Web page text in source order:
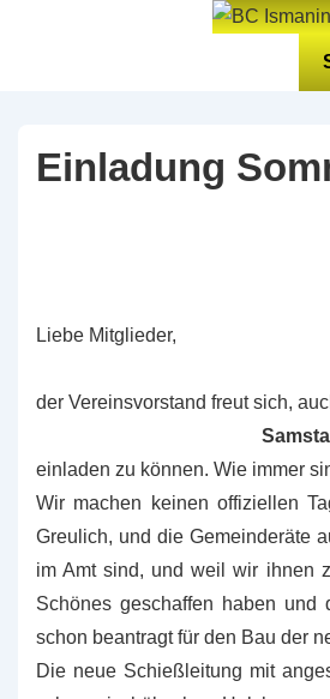
Einladung
Liebe Mitglieder,
der Vereinsvorstand freut sich,
einladen zu können. Wie immer
Wir machen keinen offiziellen
Greulich, und die Gemeinderäte
im Amt sind, und weil wir ihnen
Schönes geschaffen haben
schon beantragt für den Bau der
Die neue Schießleitung mit